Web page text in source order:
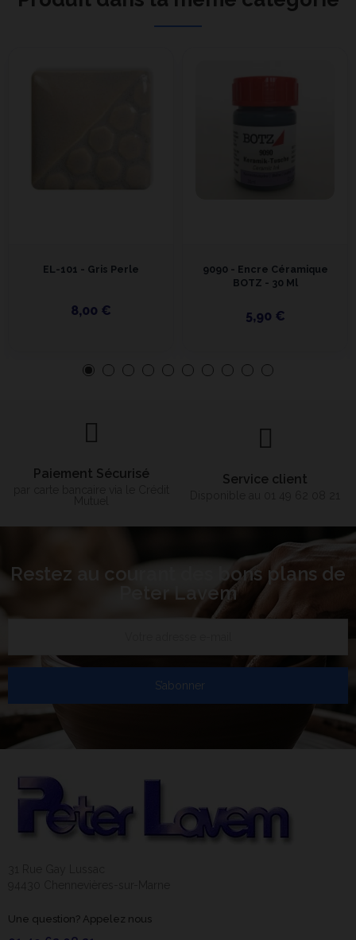
EL-101 - Gris Perle
8,00 €
9090 - Encre Céramique
BOTZ - 30 Ml
5,90 €
Paiement Sécurisé Service client
Restez au courant des bons plans de
Peter Lavem
S’abonner
Une question? Appelez nous